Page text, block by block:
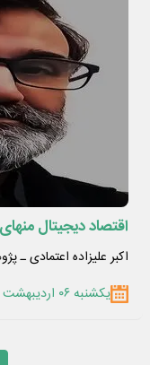
اقتصاد دیجیتال
اکبر علیزاده اعتمادی ـ
یکشنبه ۰۶ اردیبهشت ۱۴۰۵